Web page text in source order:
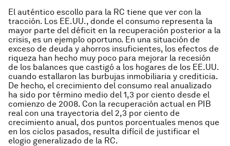
El auténtico escollo para la RC tiene que ver con la
tracción. Los EE.UU., donde el consumo representa la
mayor parte del déficit en la recuperación posterior a la
crisis, es un ejemplo oportuno. En una situación de
exceso de deuda y ahorros insuficientes, los efectos de
riqueza han hecho muy poco para mejorar la recesión
de los balances que castigó a los hogares de los EE.UU.
cuando estallaron las burbujas inmobiliaria y crediticia.
De hecho, el crecimiento del consumo real anualizado
ha sido por término medio del 1,3 por ciento desde el
comienzo de 2008. Con la recuperación actual en PIB
real con una trayectoria del 2,3 por ciento de
crecimiento anual, dos puntos porcentuales menos que
en los ciclos pasados, resulta difícil de justificar el
elogio generalizado de la RC.